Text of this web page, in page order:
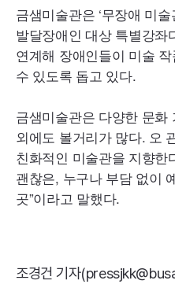
금샘미술관은 ‘무장애 미
발달장애인 대상 특별강
연계해 장애인들이 미술
수 있도록 돕고 있다.
금샘미술관은 다양한 문화
외에도 볼거리가 많다. 오
친화적인 미술관을 지향한
괜찮은, 누구나 부담 없이
곳”이라고 말했다.
조경건 기자